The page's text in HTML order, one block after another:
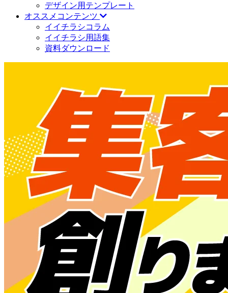
デザイン用テンプレート
オススメコンテンツ
イイチラシコラム
イイチラシ用語集
資料ダウンロード